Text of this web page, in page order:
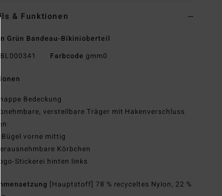
& Funktionen
Grün Bandeau-Bikinioberteil
BL000341 Farbcode gmm0
Knappe Bedeckung
Abnehmbare, verstellbare Träger mit Hakenverschluss
V-Bügel vorne mittig
Herausnehmbare Körbchen
Logo-Stickerei hinten links
[Hauptstoff] 78 % recyceltes Nylon, 22 %